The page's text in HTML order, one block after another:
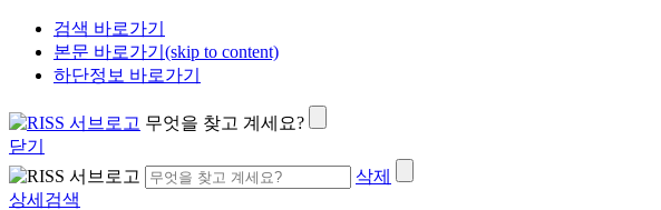
검색 바로가기
본문 바로가기(skip to content)
하단정보 바로가기
무엇을 찾고 계세요?
닫기
삭제
상세검색